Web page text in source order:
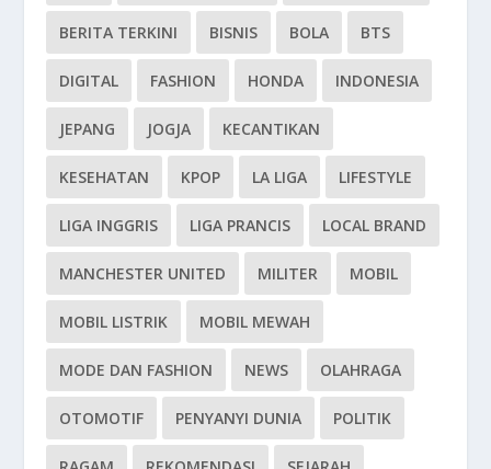
BERITA TERKINI BISNIS BOLA BTS
DIGITAL FASHION HONDA INDONESIA
JEPANG JOGJA KECANTIKAN
KESEHATAN KPOP LA LIGA LIFESTYLE
LIGA INGGRIS LIGA PRANCIS LOCAL BRAND
MANCHESTER UNITED MILITER MOBIL
MOBIL LISTRIK MOBIL MEWAH
MODE DAN FASHION NEWS OLAHRAGA
OTOMOTIF PENYANYI DUNIA POLITIK